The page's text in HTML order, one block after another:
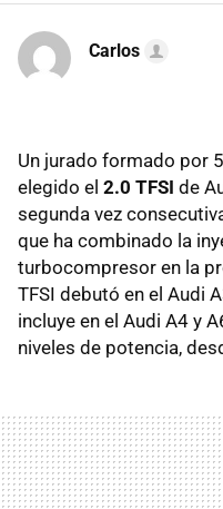
Carlos
Un jurado formado por
elegido el 2.0 TFSI de
segunda vez
que ha combinado la
turbocompresor en la
TFSI debutó en el Audi
incluye en el Audi A4 y
niveles de potencia,